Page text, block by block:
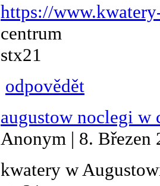
https://
centrum
stx21
odpovědět
augustow noclegi w
Anonym | 8. Březen
kwatery w